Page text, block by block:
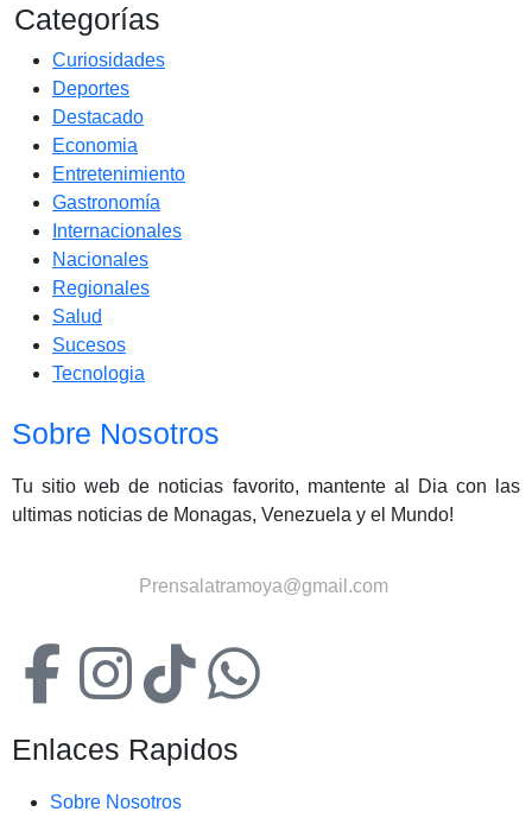
Categorías
Curiosidades
Deportes
Destacado
Economia
Entretenimiento
Gastronomía
Internacionales
Nacionales
Regionales
Salud
Sucesos
Tecnologia
Sobre Nosotros
Tu sitio web de noticias favorito, mantente al Dia con las
ultimas noticias de Monagas, Venezuela y el Mundo!
Prensalatramoya@gmail.com
Enlaces Rapidos
Sobre Nosotros